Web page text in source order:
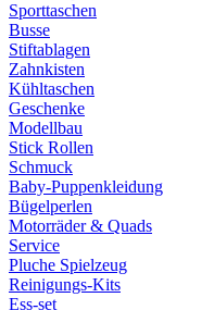
Sporttaschen
Busse
Stiftablagen
Zahnkisten
Kühltaschen
Geschenke
Modellbau
Stick Rollen
Schmuck
Baby-Puppenkleidung
Bügelperlen
Motorräder & Quads
Service
Pluche Spielzeug
Reinigungs-Kits
Ess-set